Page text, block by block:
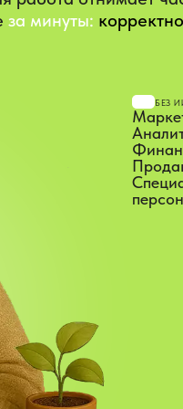
за минуты:
БЕЗ